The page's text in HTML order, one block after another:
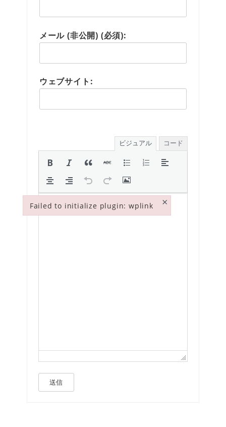
メール (非公開) (必須):
ウェブサイト:
ビジュアル コード
送信
Failed to initialize plugin: wplink ×
Failed to initialize plugin: wplink